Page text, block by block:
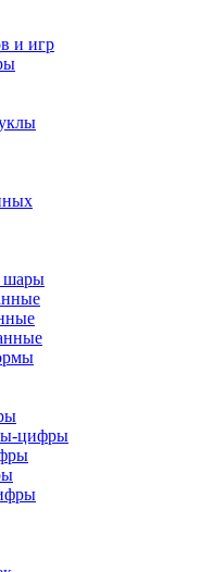
и игр
шары
цифры